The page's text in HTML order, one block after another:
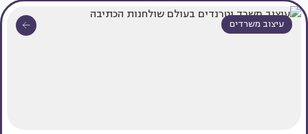
עיצוב משרדים